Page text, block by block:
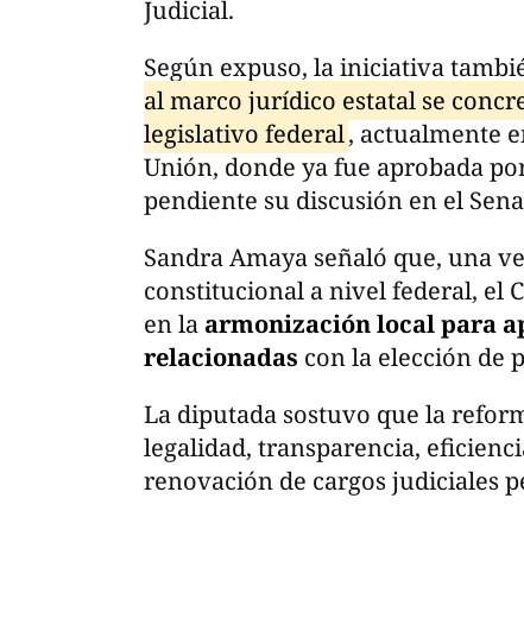
Judicial.
Según expuso, la iniciativa
al marco jurídico estatal se
legislativo federal, actualmente
Unión, donde ya fue aprobada
pendiente su discusión en el
Sandra Amaya señaló que, una
constitucional a nivel federal, el
en la armonización local para
relacionadas con la elección de
La diputada sostuvo que la
legalidad, transparencia,
renovación de cargos judiciales